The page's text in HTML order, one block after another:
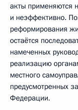
акты применяются
и неэффективно.
реформирования
остаётся
намеченных
реализацию
местного
предусмотренных
Федерации.